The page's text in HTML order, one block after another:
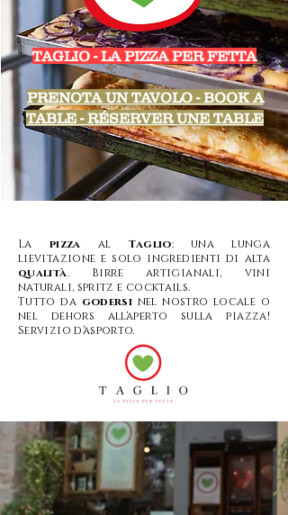
TAGLIO - LA PIZZA PER FETTA
PRENOTA UN TAVOLO - BOOK A
TABLE - RÉSERVER UNE TABLE
La pizza al Taglio: una lunga
lievitazione e solo ingredienti di alta
qualità. Birre artigianali, vini
naturali, spritz e cocktails.
Tutto da godersi nel nostro locale o
nel dehors all'aperto sulla piazza!
Servizio d'asporto.